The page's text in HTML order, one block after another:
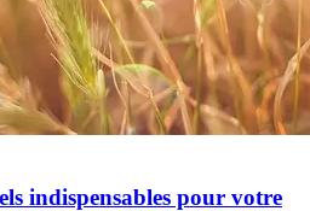
indispensables pour votre